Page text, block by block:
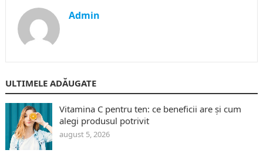
Admin
ULTIMELE ADĂUGATE
Vitamina C pentru ten: ce beneficii are și cum
alegi produsul potrivit
august 5, 2026